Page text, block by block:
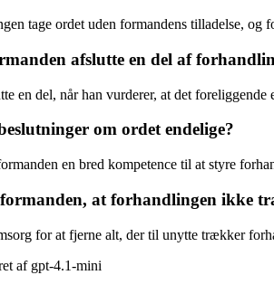
tage ordet uden formandens tilladelse, og
afslutte en del af
en del, når han vurderer, at det
om ordet endelige?
en bred kompetence til at styre
at forhandlingen ikke
for at fjerne alt, der til unytte trækker
af gpt-4.1-mini